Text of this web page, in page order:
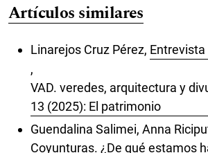
Artículos similares
Linarejos Cruz Pérez, Entrevista
,
VAD. veredes, arquitectura y
13 (2025): El patrimonio
Guendalina Salimei, Anna
Coyunturas. ¿De qué estamos